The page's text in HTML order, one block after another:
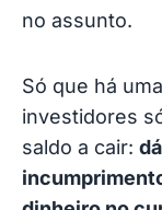
no assunto.
Só que há
investidores
saldo a cair: